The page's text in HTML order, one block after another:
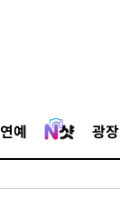
연예 광장